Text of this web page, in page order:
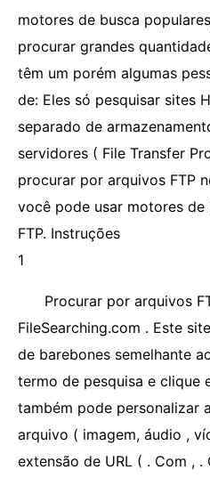
motores de busca
procurar grandes
têm um porém algumas
de: Eles só pesquisar sites
separado de
servidores ( File Transfer
procurar por arquivos FTP
você pode usar motores
FTP. Instruções
1
Procurar por arquivos
FileSearching.com . Este
de barebones semelhante
termo de pesquisa e clique
também pode personalizar
arquivo ( imagem, áudio ,
extensão de URL ( . Com , .